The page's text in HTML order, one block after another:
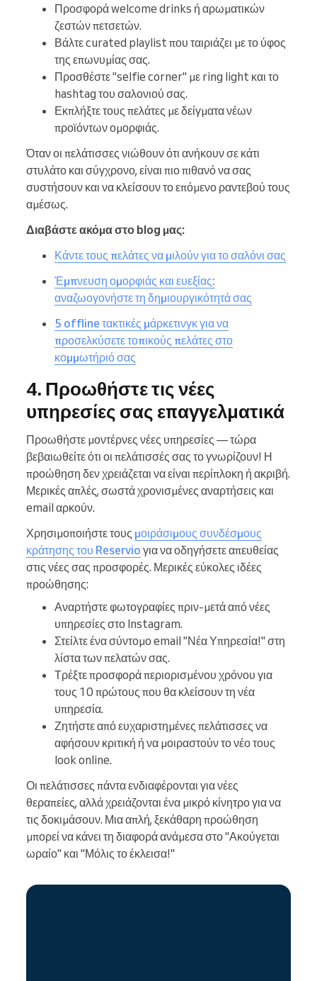
Προσφορά welcome drinks ή αρωματικών
ζεστών πετσετών.
Βάλτε curated playlist που ταιριάζει με το ύφος
της επωνυμίας σας.
Προσθέστε "selfie corner" με ring light και το
hashtag του σαλονιού σας.
Εκπλήξτε τους πελάτες με δείγματα νέων
προϊόντων ομορφιάς.
Όταν οι πελάτισσες νιώθουν ότι ανήκουν σε κάτι
στυλάτο και σύγχρονο, είναι πιο πιθανό να σας
συστήσουν και να κλείσουν το επόμενο ραντεβού τους
αμέσως.
Διαβάστε ακόμα στο blog μας:
Κάντε τους πελάτες να μιλούν για το σαλόνι σας
Έμπνευση ομορφιάς και ευεξίας:
αναζωογονήστε τη δημιουργικότητά σας
5 offline τακτικές μάρκετινγκ για να
προσελκύσετε τοπικούς πελάτες στο
κομμωτήριό σας
4. Προωθήστε τις νέες
υπηρεσίες σας επαγγελματικά
Προωθήστε μοντέρνες νέες υπηρεσίες — τώρα
βεβαιωθείτε ότι οι πελάτισσές σας το γνωρίζουν! Η
προώθηση δεν χρειάζεται να είναι περίπλοκη ή ακριβή.
Μερικές απλές, σωστά χρονισμένες αναρτήσεις και
email αρκούν.
Χρησιμοποιήστε τους μοιράσιμους συνδέσμους
κράτησης του Reservio για να οδηγήσετε απευθείας
στις νέες σας προσφορές. Μερικές εύκολες ιδέες
προώθησης:
Αναρτήστε φωτογραφίες πριν-μετά από νέες
υπηρεσίες στο Instagram.
Στείλτε ένα σύντομο email "Νέα Υπηρεσία!" στη
λίστα των πελατών σας.
Τρέξτε προσφορά περιορισμένου χρόνου για
τους 10 πρώτους που θα κλείσουν τη νέα
υπηρεσία.
Ζητήστε από ευχαριστημένες πελάτισσες να
αφήσουν κριτική ή να μοιραστούν το νέο τους
look online.
Οι πελάτισσες πάντα ενδιαφέρονται για νέες
θεραπείες, αλλά χρειάζονται ένα μικρό κίνητρο για να
τις δοκιμάσουν. Μια απλή, ξεκάθαρη προώθηση
μπορεί να κάνει τη διαφορά ανάμεσα στο "Ακούγεται
ωραίο" και "Μόλις το έκλεισα!"